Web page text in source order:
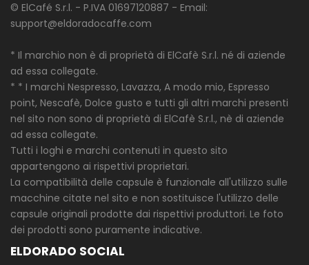
© ElCafé S.r.l. - P.IVA 01697120887 - Email:
support@eldoradocaffe.com
* Il marchio non è di proprietà di ElCafè S.r.l. né di aziende
ad essa collegate.
* * I marchi Nespresso, Lavazza, A modo mio, Espresso
point, Nescafè, Dolce gusto e tutti gli altri marchi presenti
nel sito non sono di proprietà di ElCafè S.r.l., nè di aziende
ad essa collegate.
Tutti i loghi e marchi contenuti in questo sito
appartengono ai rispettivi proprietari.
La compatibilità delle capsule è funzionale all'utilizzo sulle
macchine citate nel sito e non sostituisce l'utilizzo delle
capsule originali prodotte dai rispettivi produttori. Le foto
dei prodotti sono puramente indicative.
ELDORADO SOCIAL